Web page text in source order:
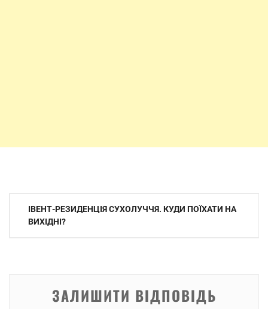
Навігація
записів
ІВЕНТ-РЕЗИДЕНЦІЯ СУХОЛУЧЧЯ. КУДИ ПОЇХАТИ НА
ВИХІДНІ?
ЗАЛИШИТИ ВІДПОВІДЬ